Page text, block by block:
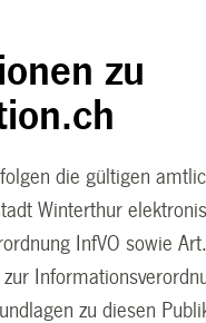
zu
die gültigen
Winterthur
InfVO sowie
zu diesen